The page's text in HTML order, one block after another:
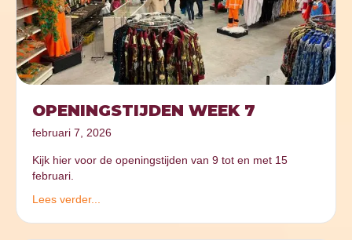
OPENINGSTIJDEN WEEK 7
februari 7, 2026
Kijk hier voor de openingstijden van 9 tot en met 15
februari.
Lees verder...